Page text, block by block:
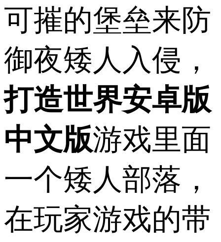
可摧的堡垒来防
御夜矮人入侵，
打造世界安卓版
中文版游戏里面
一个矮人部落，
在玩家游戏的带